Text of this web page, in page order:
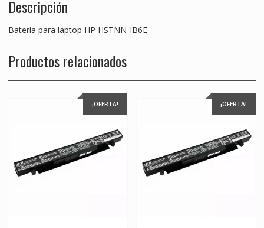
Descripción
Batería para laptop HP HSTNN-IB6E
Productos relacionados
¡OFERTA! ¡OFERTA!